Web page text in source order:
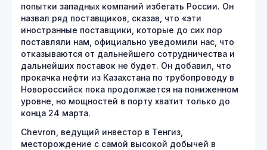
попытки западных компаний избегать России. Он
назвал ряд поставщиков, сказав, что «эти
иностранные поставщики, которые до сих пор
поставляли нам, официально уведомили нас, что
отказываются от дальнейшего сотрудничества и
дальнейших поставок не будет. Он добавил, что
прокачка нефти из Казахстана по трубопроводу в
Новороссийск пока продолжается на пониженном
уровне, но мощностей в порту хватит только до
конца 24 марта.
Chevron, ведущий инвестор в Тенгиз,
месторождение с самой высокой добычей в